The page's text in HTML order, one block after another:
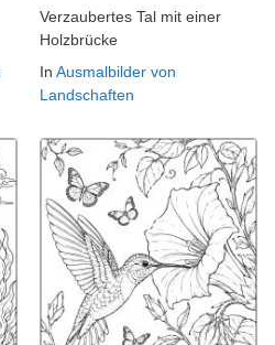
Verzaubertes Tal mit einer
Holzbrücke
In Ausmalbilder von
Landschaften